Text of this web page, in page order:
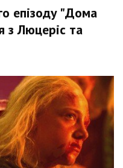
епізоду "Дома
з Люцеріс та